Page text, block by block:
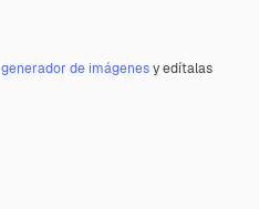
generador de imágenesy edítalas